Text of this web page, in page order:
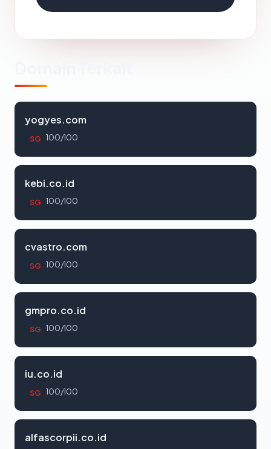
yogyes.com
SG 100/100
kebi.co.id
SG 100/100
cvastro.com
SG 100/100
gmpro.co.id
SG 100/100
iu.co.id
SG 100/100
alfascorpii.co.id